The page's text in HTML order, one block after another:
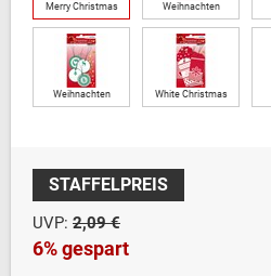
Merry Christmas Weihnachten
Weihnachten White Christmas
STAFFELPREIS
UVP: 2,09 €
6% gespart